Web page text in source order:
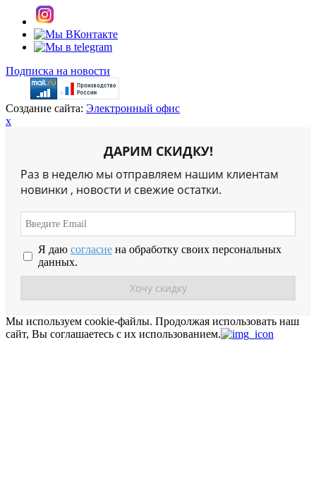
Подписка на новости
Создание сайта: Электронный офис
x
ДАРИМ СКИДКУ!
Раз в неделю мы отправляем нашим клиентам
новинки , новости и свежие остатки.
Я даю согласие на обработку своих персональных
данных.
Мы используем cookie-файлы. Продолжая использовать наш
сайт, Вы соглашаетесь с их использованием.